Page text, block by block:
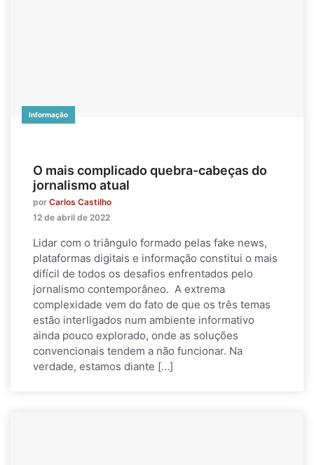
Informação
O mais complicado quebra-cabeças do
jornalismo atual
por Carlos Castilho
12 de abril de 2022
Lidar com o triângulo formado pelas fake news,
plataformas digitais e informação constitui o mais
difícil de todos os desafios enfrentados pelo
jornalismo contemporâneo. A extrema
complexidade vem do fato de que os três temas
estão interligados num ambiente informativo
ainda pouco explorado, onde as soluções
convencionais tendem a não funcionar. Na
verdade, estamos diante […]